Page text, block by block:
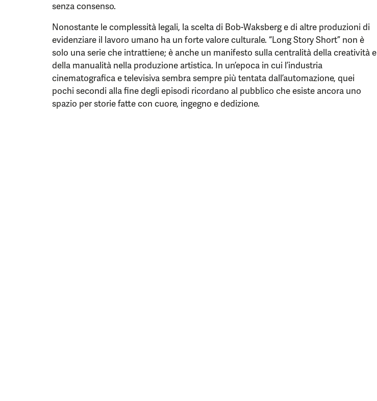
senza consenso.
Nonostante le complessità legali, la scelta di Bob-Waksberg e di altre produzioni di
evidenziare il lavoro umano ha un forte valore culturale. “Long Story Short” non è
solo una serie che intrattiene; è anche un manifesto sulla centralità della creatività e
della manualità nella produzione artistica. In un’epoca in cui l’industria
cinematografica e televisiva sembra sempre più tentata dall’automazione, quei
pochi secondi alla fine degli episodi ricordano al pubblico che esiste ancora uno
spazio per storie fatte con cuore, ingegno e dedizione.